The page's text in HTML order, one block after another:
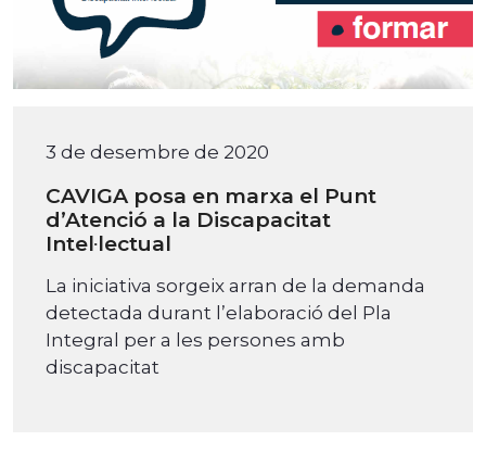
3 de desembre de 2020
CAVIGA posa en marxa el Punt
d’Atenció a la Discapacitat
Intel·lectual
La iniciativa sorgeix arran de la demanda
detectada durant l’elaboració del Pla
Integral per a les persones amb
discapacitat